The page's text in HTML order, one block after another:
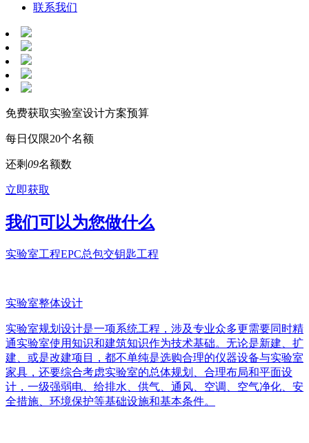
联系我们
免费获取实验室设计方案预算
每日仅限20个名额
还剩09名额数
立即获取
我们可以为您做什么
实验室工程EPC总包交钥匙工程
实验室整体设计
实验室规划设计是一项系统工程，涉及专业众多更需要同时精
通实验室使用知识和建筑知识作为技术基础。无论是新建、扩
建、或是改建项目，都不单纯是选购合理的仪器设备与实验室
家具，还要综合考虑实验室的总体规划、合理布局和平面设
计，一级强弱电、给排水、供气、通风、空调、空气净化、安
全措施、环境保护等基础设施和基本条件。